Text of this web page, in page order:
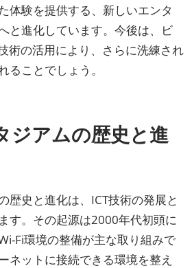
体験を提供する、新しいエンタ
と進化しています。今後は、ビ
術の活用により、さらに洗練され
ることでしょう。
ジアムの歴史と進
歴史と進化は、ICT技術の発展と
す。その起源は2000年代初頭に
Fi環境の整備が主な取り組みで
ネットに接続できる環境を整え